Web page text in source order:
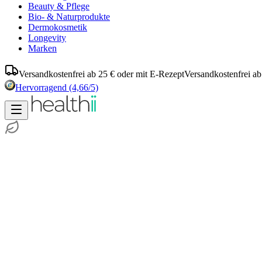
Beauty & Pflege
Bio- & Naturprodukte
Dermokosmetik
Longevity
Marken
Versandkostenfrei ab 25 € oder mit E-RezeptVersandkostenfrei
Hervorragend (4,66/5)